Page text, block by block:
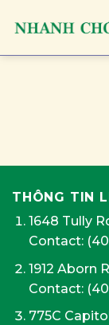
THÔNG TIN
1648 Tully
Contact:
1912 Aborn
Contact:
775C